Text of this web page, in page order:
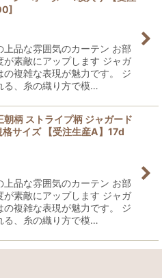
]
上品な雰囲気のカーテン お部
が素敵にアップします ジャガ
の複雑な表現が魅力です。 ジ
る、糸の織り方で模…
朝柄 ストライプ柄 ジャガード
サイズ 【受注生産A】17d
上品な雰囲気のカーテン お部
が素敵にアップします ジャガ
の複雑な表現が魅力です。 ジ
る、糸の織り方で模…